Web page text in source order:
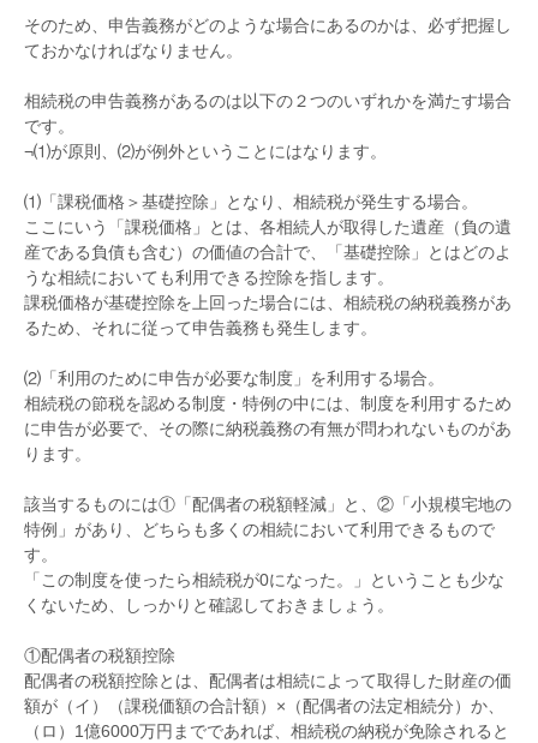
そのため、申告義務がどのような場合にあるのかは、必ず把握し
ておかなければなりません。
相続税の申告義務があるのは以下の２つのいずれかを満たす場合
です。
¬⑴が原則、⑵が例外ということにはなります。
⑴「課税価格＞基礎控除」となり、相続税が発生する場合。
ここにいう「課税価格」とは、各相続人が取得した遺産（負の遺
産である負債も含む）の価値の合計で、「基礎控除」とはどのよ
うな相続においても利用できる控除を指します。
課税価格が基礎控除を上回った場合には、相続税の納税義務があ
るため、それに従って申告義務も発生します。
⑵「利用のために申告が必要な制度」を利用する場合。
相続税の節税を認める制度・特例の中には、制度を利用するため
に申告が必要で、その際に納税義務の有無が問われないものがあ
ります。
該当するものには①「配偶者の税額軽減」と、②「小規模宅地の
特例」があり、どちらも多くの相続において利用できるもので
す。
「この制度を使ったら相続税が0になった。」ということも少な
くないため、しっかりと確認しておきましょう。
①配偶者の税額控除
配偶者の税額控除とは、配偶者は相続によって取得した財産の価
額が（イ）（課税価額の合計額）×（配偶者の法定相続分）か、
（ロ）1億6000万円までであれば、相続税の納税が免除されると